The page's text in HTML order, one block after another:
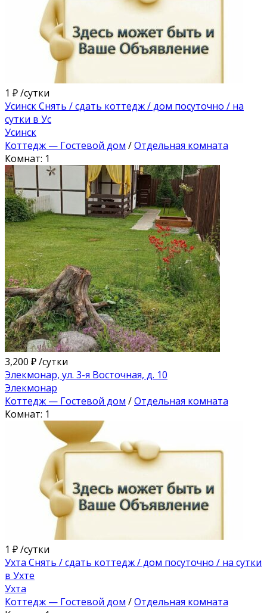
1 ₽/сутки
Усинск Снять / сдать коттедж / дом посуточно / на
сутки в Ус
Усинск
Коттедж — Гостевой дом /Отдельная комната
Комнат: 1
3,200 ₽/сутки
Элекмонар, ​ул. 3-я Восточная, д. 10​
Элекмонар
Коттедж — Гостевой дом /Отдельная комната
Комнат: 1
1 ₽/сутки
Ухта Снять / сдать коттедж / дом посуточно / на сутки
в Ухте
Ухта
Коттедж — Гостевой дом /Отдельная комната